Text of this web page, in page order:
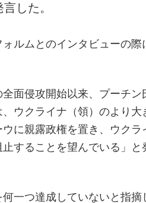
した。
ルムとのインタビューの際
面侵攻開始以来、プーチン
ウクライナ（領）のより大
に親露政権を置き、ウクラ
することを望んでいる」と
一つ達成していないと指摘